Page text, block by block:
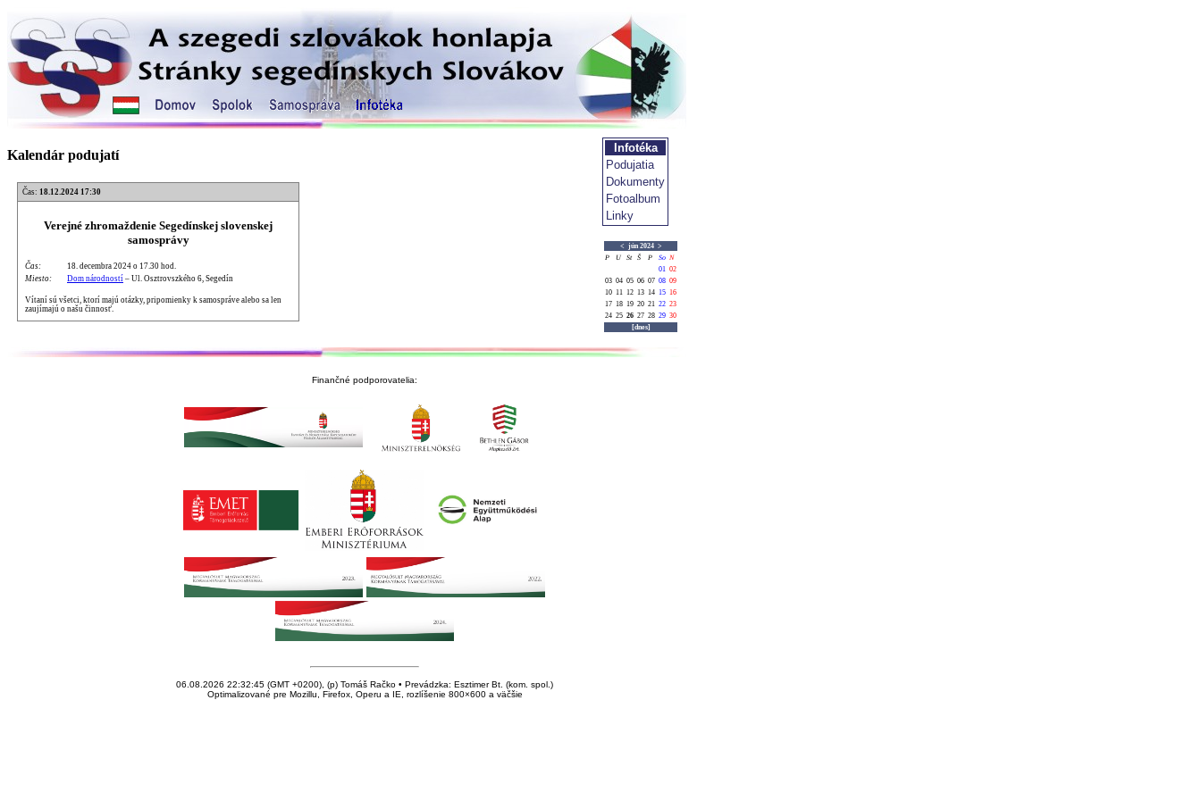
Kalendár podujatí
Čas: 18.12.2024 17:30
Verejné zhromaždenie Segedínskej slovenskej
samosprávy
Čas:
18. decembra 2024 o 17.30 hod.
Miesto:
Dom národností – Ul. Osztrovszkého 6, Segedín
Vítaní sú všetci, ktorí majú otázky, pripomienky k samospráve alebo sa len
zaujímajú o našu činnosť.
Infotéka
Podujatia
Dokumenty
Fotoalbum
Linky
< jún 2024 >
P
U St Š P So N
01 02
03 04 05 06 07 08 09
10 11 12 13 14 15 16
17 18 19 20 21 22 23
24 25 26 27 28 29 30
[dnes]
Finančné podporovatelia:
06.08.2026 22:32:45 (GMT +0200), (p) Tomáš Račko • Prevádzka: Esztimer Bt. (kom. spol.)
Optimalizované pre Mozillu, Firefox, Operu a IE, rozlíšenie 800×600 a väčšie